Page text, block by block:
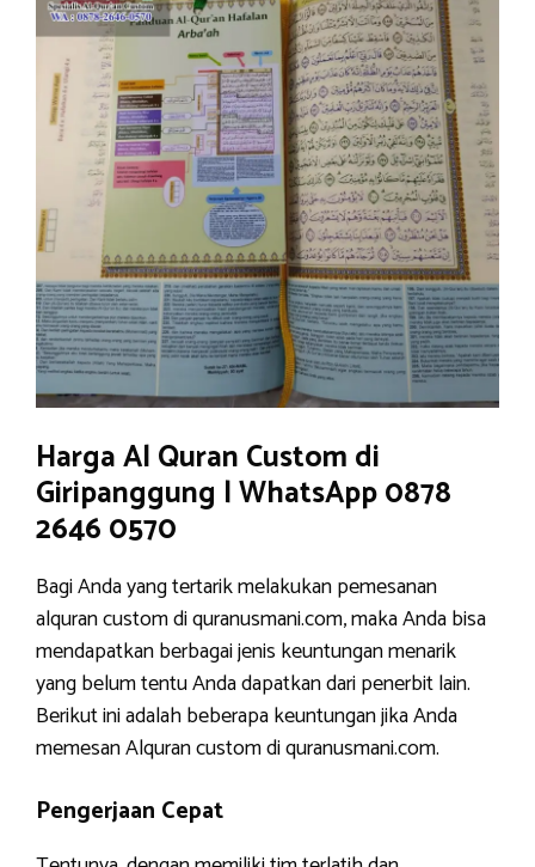
Harga Al Quran Custom di
Giripanggung | WhatsApp 0878
2646 0570
Bagi Anda yang tertarik melakukan pemesanan
alquran custom di quranusmani.com, maka Anda bisa
mendapatkan berbagai jenis keuntungan menarik
yang belum tentu Anda dapatkan dari penerbit lain.
Berikut ini adalah beberapa keuntungan jika Anda
memesan Alquran custom di quranusmani.com.
Pengerjaan Cepat